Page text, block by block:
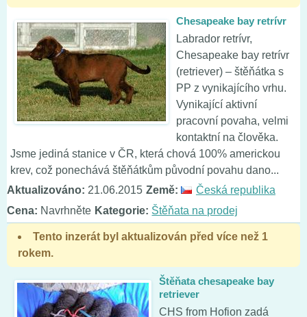
Chesapeake bay retrívr
Labrador retrívr,
Chesapeake bay retrívr
(retriever) – štěňátka s
PP z vynikajícího vrhu.
Vynikající aktivní
pracovní povaha, velmi
kontaktní na člověka.
Jsme jediná stanice v ČR, která chová 100% americkou
krev, což ponechává štěňátkům původní povahu dano...
Aktualizováno: 21.06.2015 Země:
Česká republika
Cena: Navrhněte Kategorie: Štěňata na prodej
Tento inzerát byl aktualizován před více než 1
rokem.
Štěňata chesapeake bay
retriever
CHS from Hofion zadá